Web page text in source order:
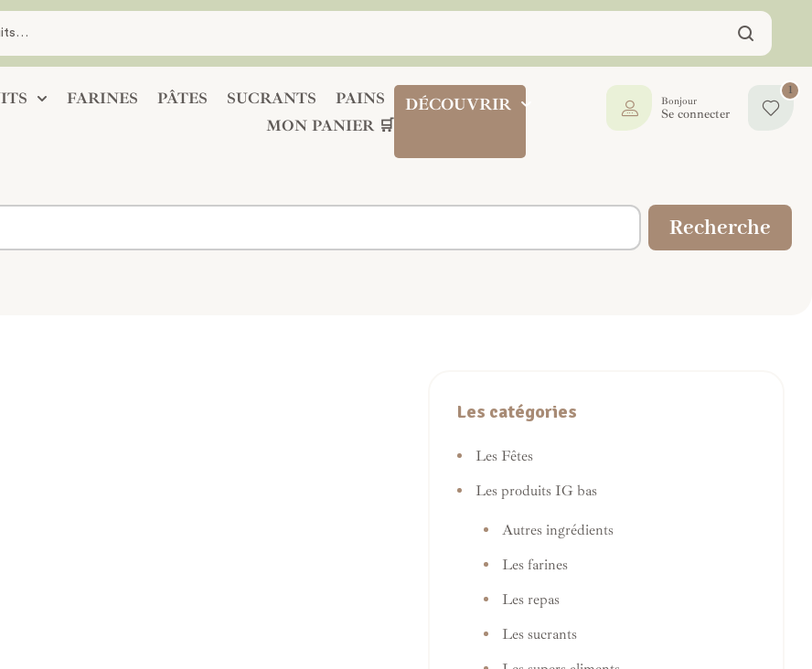
FARINES PÂTES SUCRANTS
PAINS
MON PANIER 🛒
DÉCOUVRIR
1
Bonjour
Se connecter
Recherche
Les catégories
Les Fêtes
Les produits IG bas
Autres ingrédients
Les farines
Les repas
Les sucrants